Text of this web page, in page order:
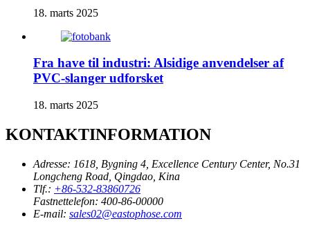
18. marts 2025
Fra have til industri: Alsidige anvendelser af
PVC-slanger udforsket
18. marts 2025
KONTAKTINFORMATION
Adresse: 1618, Bygning 4, Excellence Century Center, No.31
Longcheng Road, Qingdao, Kina
Tlf.: +86-532-83860726
Fastnettelefon: 400-86-00000
E-mail: sales02@eastophose.com